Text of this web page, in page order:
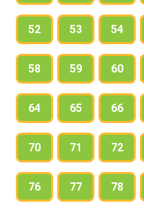
52 53 54
58 59 60
64 65 66
70 71 72
76 77 78